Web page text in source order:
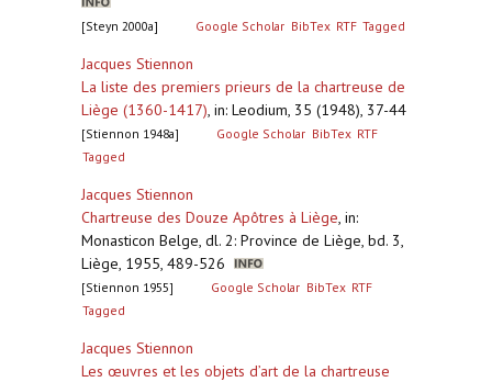
[Steyn 2000a] Google Scholar BibTex RTF Tagged
Jacques Stiennon
La liste des premiers prieurs de la chartreuse de
Liège (1360-1417), in: Leodium, 35 (1948), 37-44
[Stiennon 1948a] Google Scholar BibTex RTF
Tagged
Jacques Stiennon
Chartreuse des Douze Apôtres à Liège, in:
Monasticon Belge, dl. 2: Province de Liège, bd. 3,
Liège, 1955, 489-526
[Stiennon 1955] Google Scholar BibTex RTF
Tagged
Jacques Stiennon
Les œuvres et les objets d’art de la chartreuse